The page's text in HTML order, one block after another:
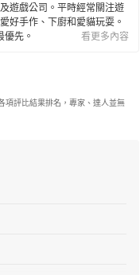
遊戲公司。平時經常關注遊
好手作、下廚和愛貓玩耍。
先。
看更多內容
項評比結果排名，專家、達人並無